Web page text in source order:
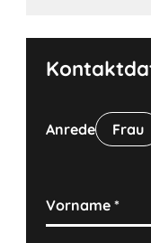
Anrede Frau
Vorname*